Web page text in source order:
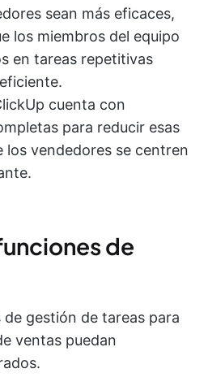
sean más eficaces,
los miembros del equipo
en tareas repetitivas
cuenta con
para reducir esas
los vendedores se centren
de
de gestión de tareas para
ventas puedan